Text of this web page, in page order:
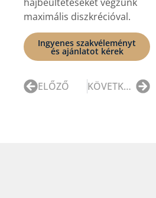
maximális diszkrécióval.
Ingyenes szakvéleményt
és ajánlatot kérek
ELŐZŐ KÖVETKEZŐ